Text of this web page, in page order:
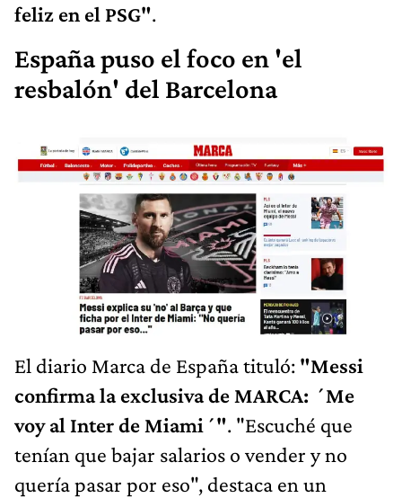
feliz en el PSG".
España puso el foco en 'el
resbalón' del Barcelona
El diario Marca de España tituló: "Messi
confirma la exclusiva de MARCA: ´Me
voy al Inter de Miami´". "Escuché que
tenían que bajar salarios o vender y no
quería pasar por eso", destaca en un